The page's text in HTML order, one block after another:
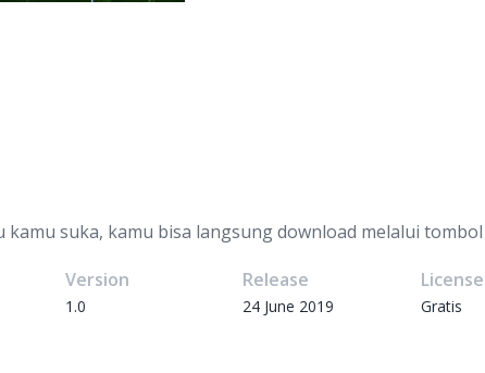
kamu suka, kamu bisa langsung download melalui
Version
1.0
Release
24 June 2019
License
Gratis